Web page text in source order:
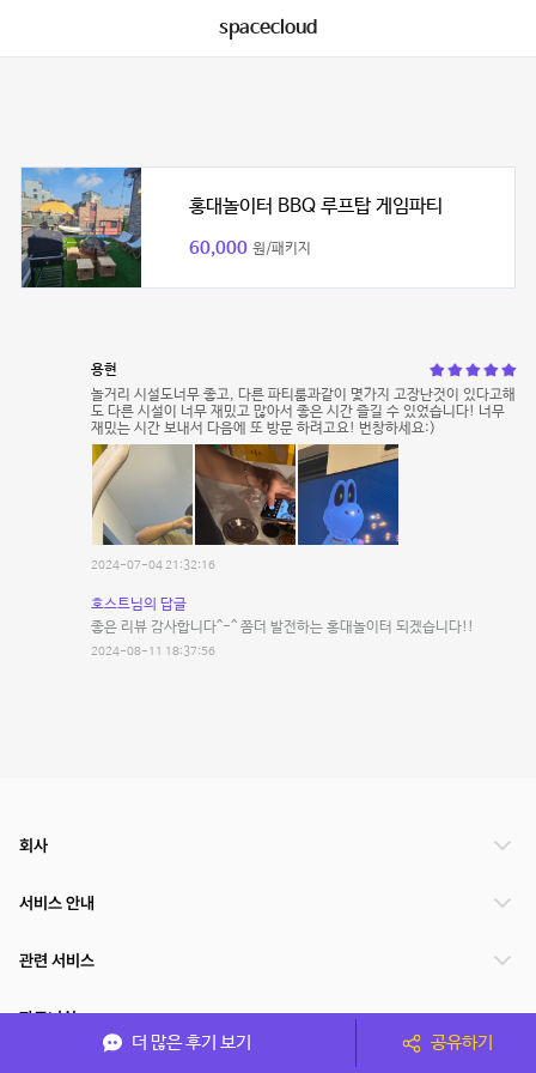
spacecloud
홍대놀이터 BBQ 루프탑 게임파티
60,000 원/패키지
용현
놀거리 시설도너무 좋고, 다른 파티룸과같이 몇가지 고장난것이 있다고해
도 다른 시설이 너무 재밌고 많아서 좋은 시간 즐길 수 있었습니다! 너무
재밌는 시간 보내서 다음에 또 방문 하려고요! 번창하세요:)
2024-07-04 21:32:16
호스트님의 답글
좋은 리뷰 감사합니다^-^ 쫌더 발전하는 홍대놀이터 되겠습니다!!
2024-08-11 18:37:56
더 많은 후기 보기 공유하기
회사
서비스 안내
관련 서비스
파트너쉽